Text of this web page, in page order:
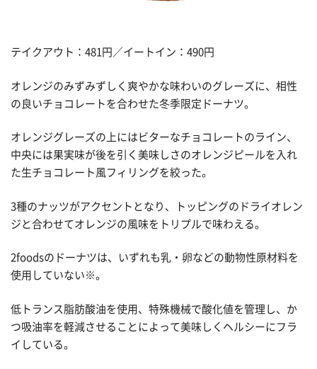
テイクアウト：481円／イートイン：490円
オレンジのみずみずしく爽やかな味わいのグレーズに、相性
の良いチョコレートを合わせた冬季限定ドーナツ。
オレンジグレーズの上にはビターなチョコレートのライン、
中央には果実味が後を引く美味しさのオレンジピールを入れ
た生チョコレート風フィリングを絞った。
3種のナッツがアクセントとなり、トッピングのドライオレン
ジと合わせてオレンジの風味をトリプルで味わえる。
2foodsのドーナツは、いずれも乳・卵などの動物性原材料を
使用していない※。
低トランス脂肪酸油を使用、特殊機械で酸化値を管理し、か
つ吸油率を軽減させることによって美味しくヘルシーにフラ
イしている。